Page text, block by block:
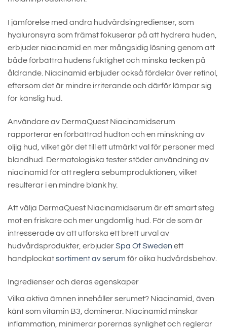
I jämförelse med andra hudvårdsingredienser, som
hyaluronsyra som främst fokuserar på att hydrera huden,
erbjuder niacinamid en mer mångsidig lösning genom att
både förbättra hudens fuktighet och minska tecken på
åldrande. Niacinamid erbjuder också fördelar över retinol,
eftersom det är mindre irriterande och därför lämpar sig
för känslig hud.
Användare av DermaQuest Niacinamidserum
rapporterar en förbättrad hudton och en minskning av
oljig hud, vilket gör det till ett utmärkt val för personer med
blandhud. Dermatologiska tester stöder användning av
niacinamid för att reglera sebumproduktionen, vilket
resulterar i en mindre blank hy.
Att välja DermaQuest Niacinamidserum är ett smart steg
mot en friskare och mer ungdomlig hud. För de som är
intresserade av att utforska ett brett urval av
hudvårdsprodukter, erbjuderSpa Of Sweden ett
handplockatsortiment av serum för olika hudvårdsbehov.
Ingredienser och deras egenskaper
Vilka aktiva ämnen innehåller serumet? Niacinamid, även
känt som vitamin B3, dominerar. Niacinamid minskar
inflammation, minimerar porernas synlighet och reglerar